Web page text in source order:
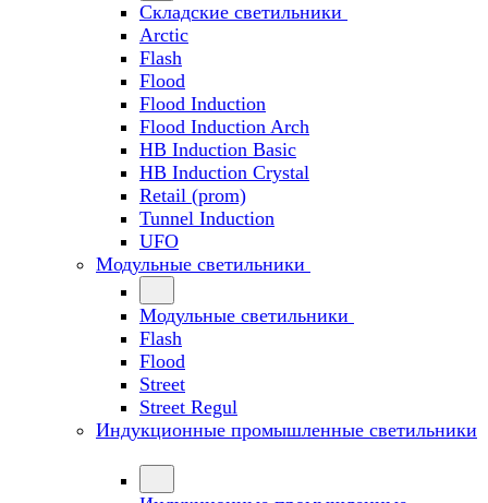
Складские светильники
Arctic
Flash
Flood
Flood Induction
Flood Induction Arch
HB Induction Basic
HB Induction Crystal
Retail (prom)
Tunnel Induction
UFO
Модульные светильники
Модульные светильники
Flash
Flood
Street
Street Regul
Индукционные промышленные светильники